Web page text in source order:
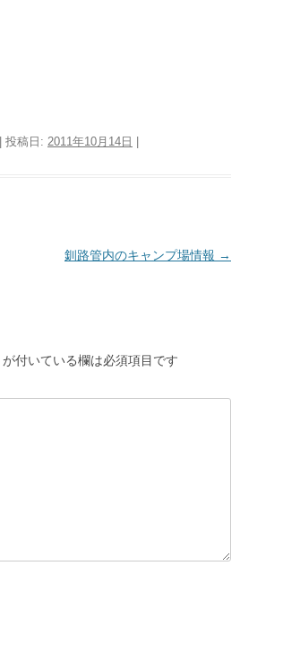
| 投稿日: 2011年10月14日
釧路管内のキャンプ場情報 →
が付いている欄は必須項目です